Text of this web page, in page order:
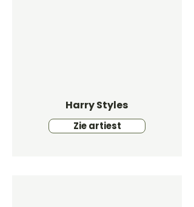
Harry Styles
Zie artiest